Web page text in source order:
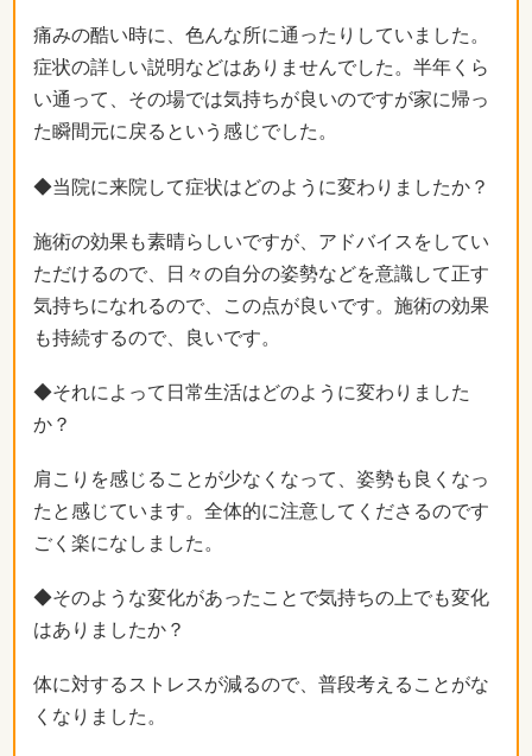
痛みの酷い時に、色んな所に通ったりしていました。
症状の詳しい説明などはありませんでした。半年くら
い通って、その場では気持ちが良いのですが家に帰っ
た瞬間元に戻るという感じでした。
◆当院に来院して症状はどのように変わりましたか？
施術の効果も素晴らしいですが、アドバイスをしてい
ただけるので、日々の自分の姿勢などを意識して正す
気持ちになれるので、この点が良いです。施術の効果
も持続するので、良いです。
◆それによって日常生活はどのように変わりました
か？
肩こりを感じることが少なくなって、姿勢も良くなっ
たと感じています。全体的に注意してくださるのです
ごく楽になしました。
◆そのような変化があったことで気持ちの上でも変化
はありましたか？
体に対するストレスが減るので、普段考えることがな
くなりました。